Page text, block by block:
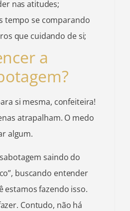
nas atitudes;
tempo se comparando
que cuidando de si;
a
si mesma, confeiteira!
atrapalham. O medo
algum.
saindo do
buscando entender
estamos fazendo isso.
Contudo, não há